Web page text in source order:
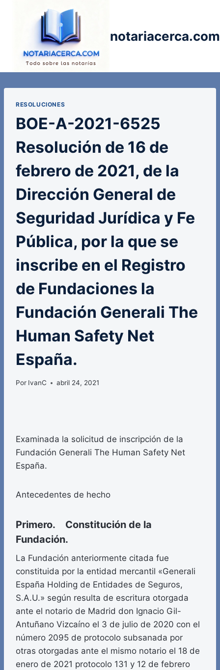
notariacerca.com
RESOLUCIONES
BOE-A-2021-6525
Resolución de 16 de
febrero de 2021, de la
Dirección General de
Seguridad Jurídica y Fe
Pública, por la que se
inscribe en el Registro
de Fundaciones la
Fundación Generali The
Human Safety Net
España.
Por IvanC abril 24, 2021
Examinada la solicitud de inscripción de la
Fundación Generali The Human Safety Net
España.
Antecedentes de hecho
Primero. Constitución de la
Fundación.
La Fundación anteriormente citada fue
constituida por la entidad mercantil «Generali
España Holding de Entidades de Seguros,
S.A.U.» según resulta de escritura otorgada
ante el notario de Madrid don Ignacio Gil-
Antuñano Vizcaíno el 3 de julio de 2020 con el
número 2095 de protocolo subsanada por
otras otorgadas ante el mismo notario el 18 de
enero de 2021 protocolo 131 y 12 de febrero